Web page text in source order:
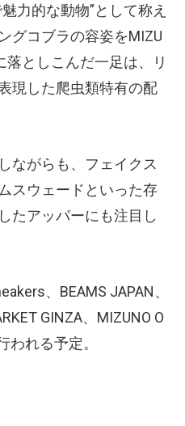
力的な動物”として称え
グコブラの容姿をMIZU
落としこんだ一足は、リ
現した爬虫類特有の配
ながらも、フェイクス
スウェードといった存
たアッパーにも注目し
、BEAMS JAPAN、
GINZA、MIZUNO O
われる予定。